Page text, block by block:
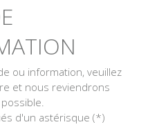
ou information, veuillez
et nous reviendrons
d'un astérisque (*)